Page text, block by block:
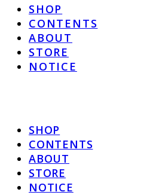
SHOP
CONTENTS
ABOUT
STORE
NOTICE
SHOP
CONTENTS
ABOUT
STORE
NOTICE